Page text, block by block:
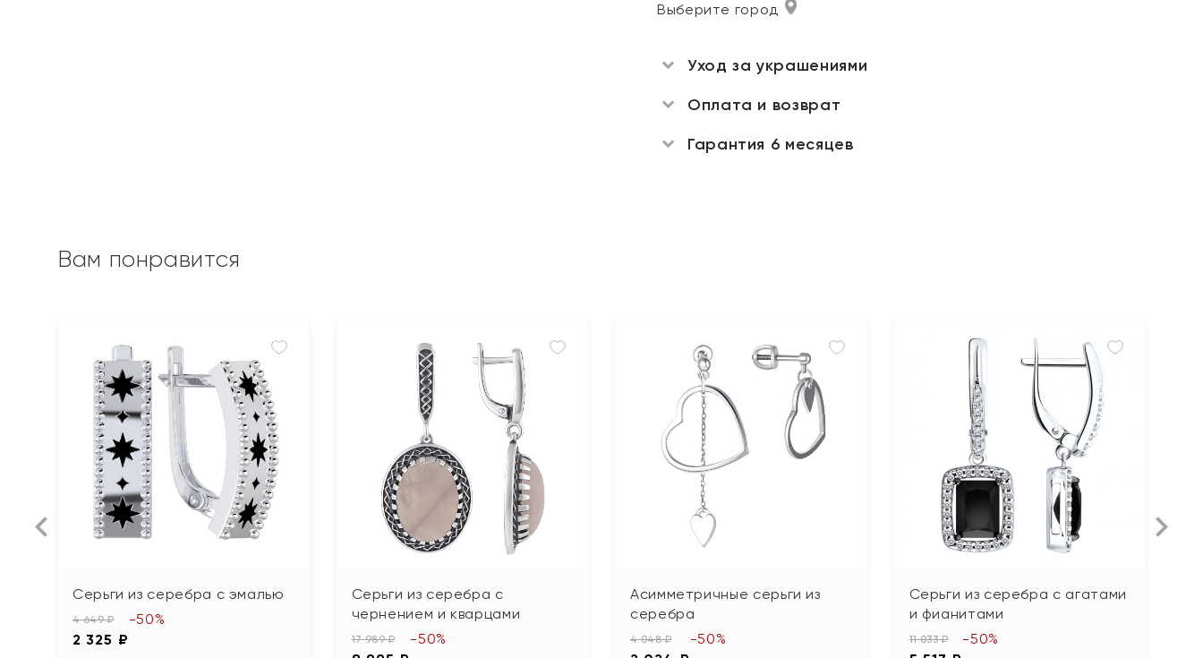
Выберите город
Уход за украшениями
Оплата и возврат
Гарантия 6 месяцев
Вам понравится
Серьги из серебра с эмалью
4 649 ₽
2 325 ₽
-50%
Серьги из серебра с
чернением и кварцами
17 989 ₽ -50%
Асимметричные серьги из
серебра
4 048 ₽ -50%
Серьги из серебра с агатами
и фианитами
11 033 ₽ -50%